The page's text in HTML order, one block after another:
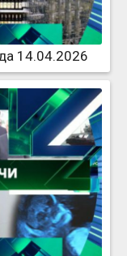
14.04.2026